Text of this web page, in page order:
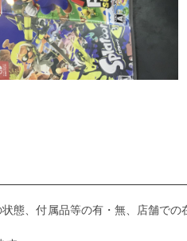
態、付属品等の有・無、店舗で